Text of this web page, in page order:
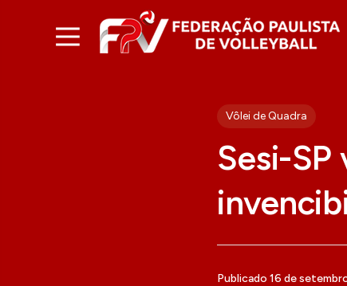
Vôlei de Quadra
Sesi-SP
Publicado 16 de